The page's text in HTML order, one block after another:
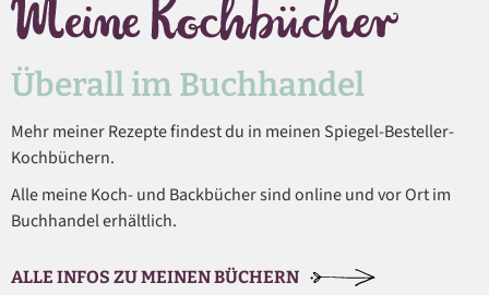
Überall im Buchhandel
Mehr meiner Rezepte findest du in meinen Spiegel-Besteller-
Kochbüchern.
Alle meine Koch- und Backbücher sind online und vor Ort im
Buchhandel erhältlich.
ALLE INFOS ZU MEINEN BÜCHERN